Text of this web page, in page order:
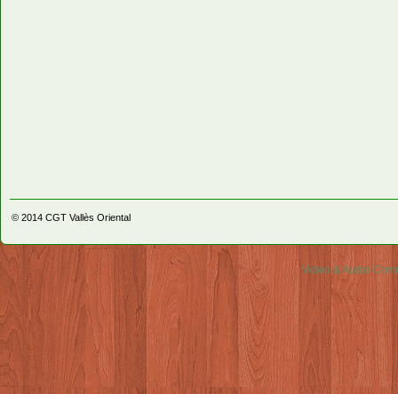
© 2014 CGT Vallès Oriental
Video & Audio